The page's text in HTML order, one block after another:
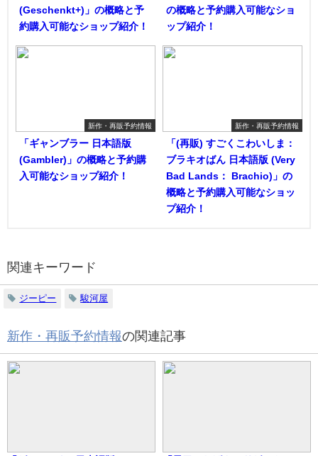
(Geschenkt+)」の概略と予
約購入可能なショップ紹介！
の概略と予約購入可能なショ
ップ紹介！
新作・再販予約情報
「ギャンブラー 日本語版
(Gambler)」の概略と予約購
入可能なショップ紹介！
新作・再販予約情報
「(再販) すごくこわいしま：
ブラキオばん 日本語版 (Very
Bad Lands： Brachio)」の
概略と予約購入可能なショッ
プ紹介！
関連キーワード
ジーピー 駿河屋
新作・再販予約情報の関連記事